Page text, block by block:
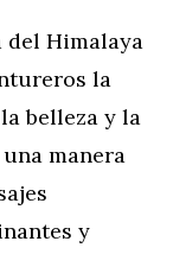
del Himalaya
la
belleza y la
manera
y